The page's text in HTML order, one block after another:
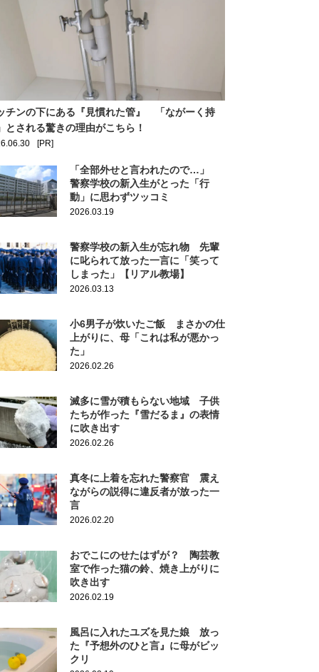
チンの下にある『見慣れた管』 「ながーく持
とされる驚きの理由がこちら！
[PR]
「全部外せと言われたので…」
警察学校の新入生がとった「行
動」に思わずツッコミ
2026.03.19
警察学校の新入生が忘れ物 先輩
に叱られて放った一言に「笑って
しまった」【リアル教場】
2026.03.13
小6男子が炊いたご飯 まさかの仕
上がりに、母「これは私が悪かっ
た」
2026.02.26
滅多に雪が積もらない地域 子供
たちが作った『雪だるま』の表情
に吹き出す
2026.02.26
真冬に上着を忘れた警察官 震え
ながらの説得に違反者が放った一
言
2026.02.20
おでこにのせたはずが？ 陶芸教
室で作った猫の鈴、焼き上がりに
吹き出す
2026.02.19
風呂に入れたユズを見た娘 放っ
た『予想外のひと言』に母がビッ
クリ